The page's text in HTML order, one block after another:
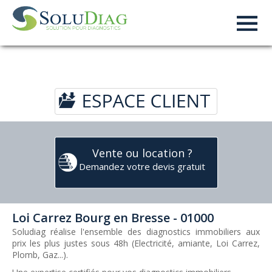
Vente ou location ?
Demandez votre devis gratuit
Loi Carrez Bourg en Bresse - 01000
Soludiag réalise l'ensemble des diagnostics immobiliers aux
prix les plus justes sous 48h (Electricité, amiante, Loi Carrez,
Plomb, Gaz...).